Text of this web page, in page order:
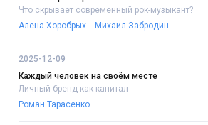
Что скрывает современный рок-музыкант?
Алена Хоробрых
Михаил Забродин
2025-12-09
Каждый человек на своём месте
Личный бренд как капитал
Роман Тарасенко